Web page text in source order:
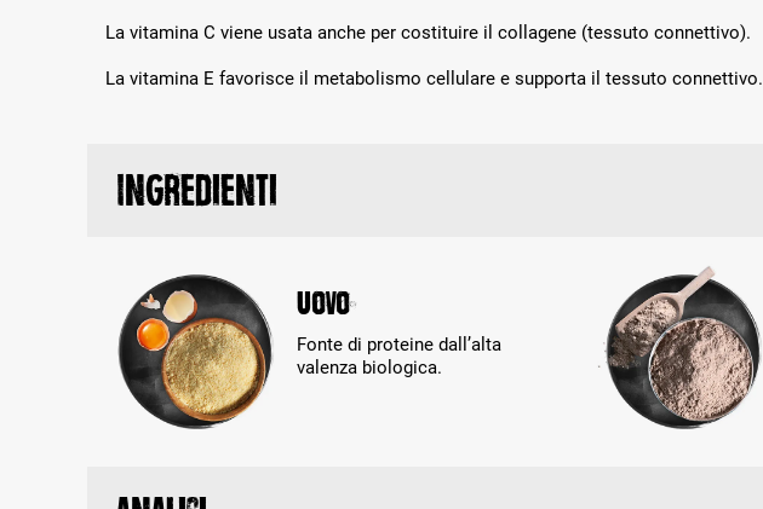
La vitamina C viene usata anche per costituire il collagene (tessuto connettivo).
La vitamina E favorisce il metabolismo cellulare e supporta il tessuto connettivo.
Ingredienti
Uovo
Fonte di proteine dall’alta
valenza biologica.